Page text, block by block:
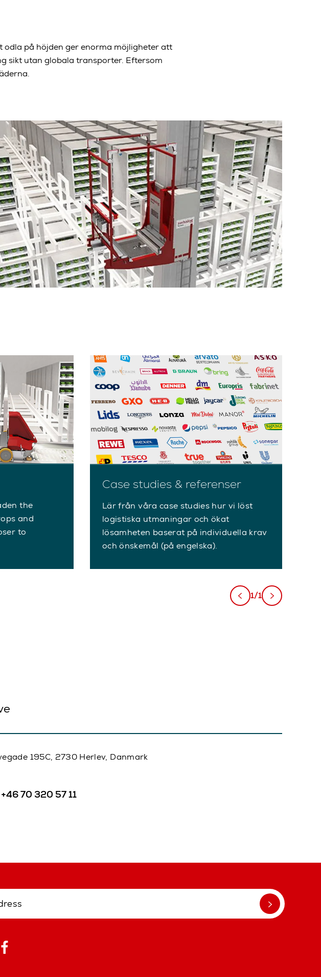
odla på höjden ger enorma möjligheter att
sikt utan globala transporter. Eftersom
the
and
to
Case studies & referenser
Lär från våra case studies hur vi löst
logistiska utmaningar och ökat
lösamheten baserat på individuella krav
och önskemål (på engelska).
1/1
195C, 2730 Herlev, Danmark
+46 70 320 57 11